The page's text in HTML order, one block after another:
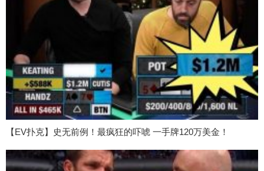
【EV扑克】史无前例！最疯狂的吓唬 一手牌120万美金！